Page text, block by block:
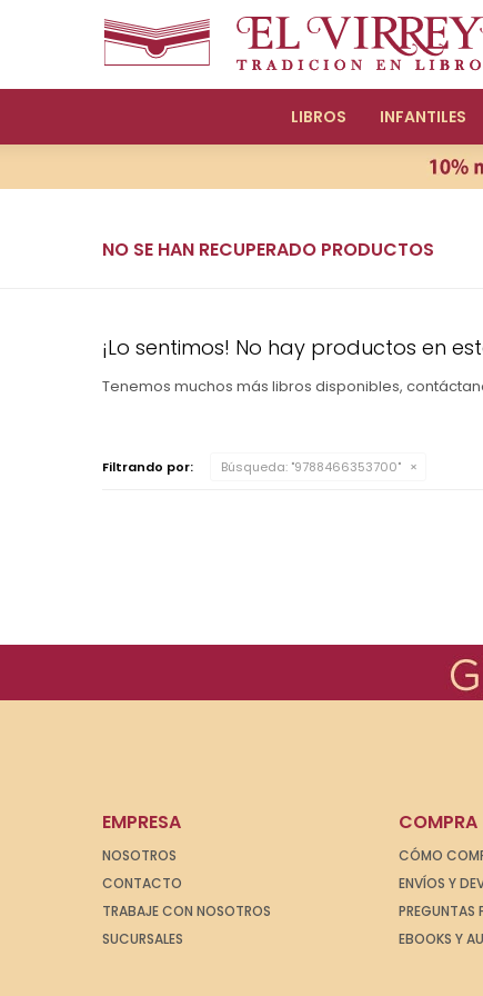
LIBROS INFANTILES
NO SE HAN RECUPERADO PRODUCTOS
¡Lo sentimos! No hay productos en
Tenemos muchos más libros disponibles,
Filtrando por: Búsqueda: "9788466353700"
EMPRESA
NOSOTROS
CONTACTO
TRABAJE CON NOSOTROS
SUCURSALES
COMPRA
CÓMO
ENVÍOS Y
PREGUNTAS
EBOOKS Y